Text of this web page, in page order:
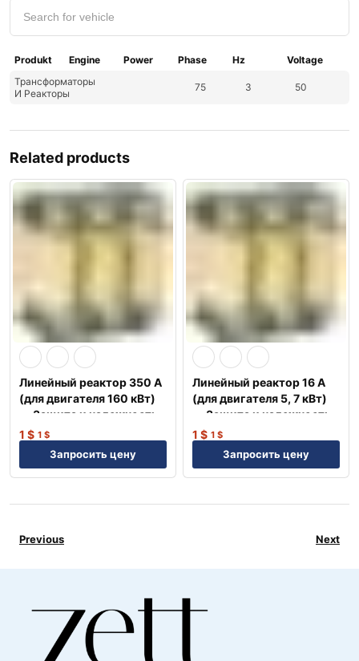
Produkt Engine Power Phase Hz
Voltage
Трансформаторы
И Реакторы
75 3 50
Related products
Линейный реактор 350 А
(для двигателя 160 кВт)
— Защита и надежность
NEP
1 $ 1 $
Запросить цену
Линейный реактор 16 А
(для двигателя 5, 7 кВт)
— Защита и надежность
NEP
1 $ 1 $
Запросить цену
Previous Next